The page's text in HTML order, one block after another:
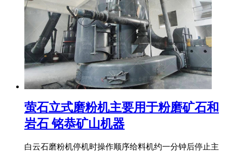
萤石立式磨粉机主要用于粉磨矿石和
岩石 铭恭矿山机器
白云石磨粉机停机时操作顺序给料机约一分钟后停止主